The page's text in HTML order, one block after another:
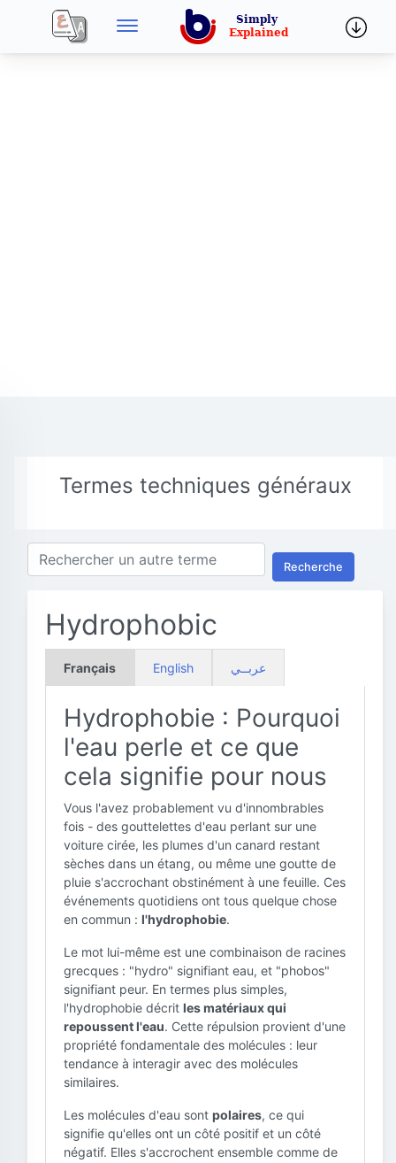
Termes techniques généraux
Recherche
Hydrophobic
Français English عربــي
Hydrophobie : Pourquoi
l'eau perle et ce que
cela signifie pour nous
Vous l'avez probablement vu d'innombrables
fois - des gouttelettes d'eau perlant sur une
voiture cirée, les plumes d'un canard restant
sèches dans un étang, ou même une goutte de
pluie s'accrochant obstinément à une feuille. Ces
événements quotidiens ont tous quelque chose
en commun : l'hydrophobie.
Le mot lui-même est une combinaison de racines
grecques : "hydro" signifiant eau, et "phobos"
signifiant peur. En termes plus simples,
l'hydrophobie décrit les matériaux qui
repoussent l'eau. Cette répulsion provient d'une
propriété fondamentale des molécules : leur
tendance à interagir avec des molécules
similaires.
Les molécules d'eau sont polaires, ce qui
signifie qu'elles ont un côté positif et un côté
négatif. Elles s'accrochent ensemble comme de